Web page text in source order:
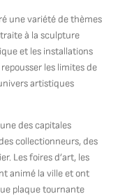
une variété de thèmes
à la sculpture
et les installations
les limites de
artistiques
des capitales
collectionneurs, des
Les foires d’art, les
animé la ville et ont
plaque tournante